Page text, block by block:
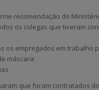
recomendação do
os colegas que tiveram
os empregados em trabalho
máscara;
que foram contratados